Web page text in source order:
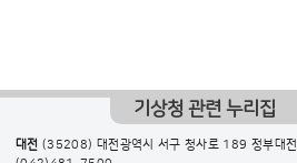
기상청 관련 누리집
대전 (35208) 대전광역시 서구 청사로 189 정부대